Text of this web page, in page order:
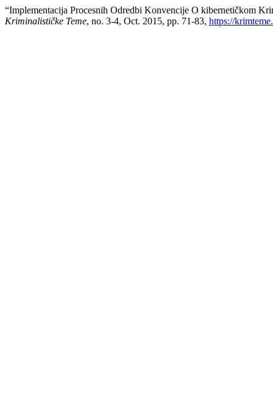
“Implementacija Procesnih Odredbi Konvencije O kibernetičkom
Kriminalističke Teme, no. 3-4, Oct. 2015, pp. 71-83, https://